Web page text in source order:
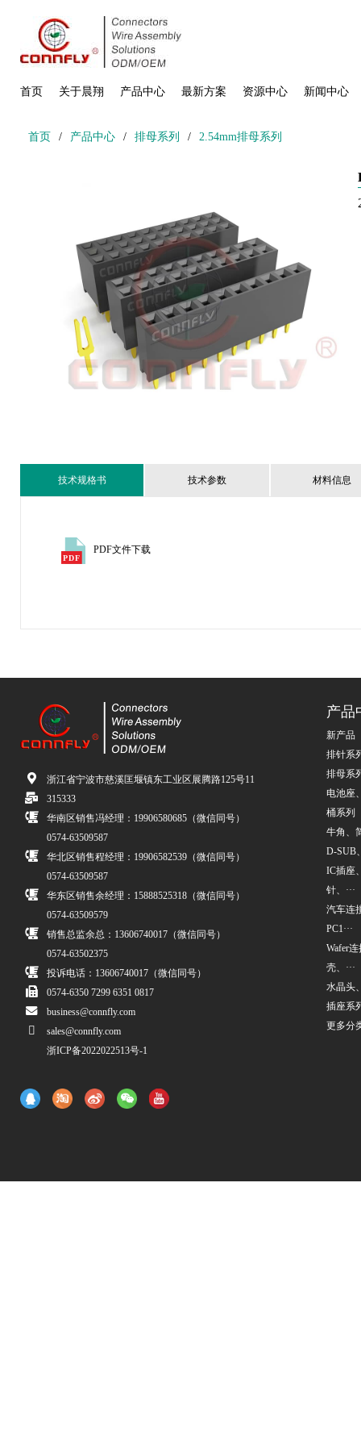
首页 关于晨翔 产品中心 最新方案 资源中心 新闻中心
首页 / 产品中心 / 排母系列 / 2.54mm排母系列
技术规格书 技术参数 材料信息
PDF文件下载
浙江省宁波市慈溪匡堰镇东工业区展腾路125号11
315333
华南区销售冯经理：19906580685（微信同号）
0574-63509587
华北区销售程经理：19906582539（微信同号）
0574-63509587
华东区销售余经理：15888525318（微信同号）
0574-63509579
销售总监余总：13606740017（微信同号）
0574-63502375
投诉电话：13606740017（微信同号）
0574-6350 7299 6351 0817
business@connfly.com
sales@connfly.com
浙ICP备2022022513号-1
产品
新产品
排针系
排母系
电池座
桶系列
牛角、
D-SUB
IC插座
针、···
汽车连
PC1···
Wafer
壳、···
水晶头
插座系
更多分